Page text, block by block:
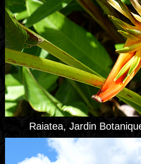
Raiatea, Jardin